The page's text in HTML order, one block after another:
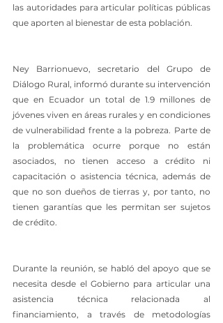
las autoridades para articular políticas públicas
que aporten al bienestar de esta población.
Ney Barrionuevo, secretario del Grupo de
Diálogo Rural, informó durante su intervención
que en Ecuador un total de 1.9 millones de
jóvenes viven en áreas rurales y en condiciones
de vulnerabilidad frente a la pobreza. Parte de
la problemática ocurre porque no están
asociados, no tienen acceso a crédito ni
capacitación o asistencia técnica, además de
que no son dueños de tierras y, por tanto, no
tienen garantías que les permitan ser sujetos
de crédito.
Durante la reunión, se habló del apoyo que se
necesita desde el Gobierno para articular una
asistencia técnica relacionada al
financiamiento, a través de metodologías